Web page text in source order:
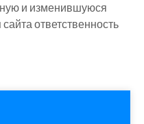
и изменившуюся
ответственность